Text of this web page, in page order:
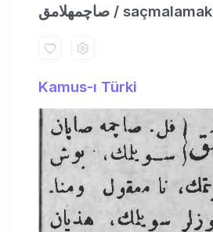
صاچمهلامق / saçmalamak
Kamus-ı Türki